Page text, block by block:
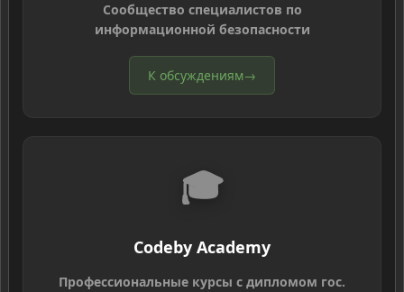
Сообщество специалистов по
информационной безопасности
К обсуждениям→
🎓
Codeby Academy
Профессиональные курсы с дипломом гос.